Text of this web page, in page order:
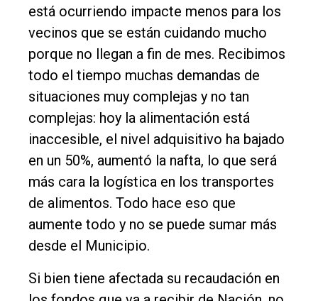
está ocurriendo impacte menos para los
vecinos que se están cuidando mucho
porque no llegan a fin de mes. Recibimos
todo el tiempo muchas demandas de
situaciones muy complejas y no tan
complejas: hoy la alimentación está
inaccesible, el nivel adquisitivo ha bajado
en un 50%, aumentó la nafta, lo que será
más cara la logística en los transportes
de alimentos. Todo hace eso que
aumente todo y no se puede sumar más
desde el Municipio.
Si bien tiene afectada su recaudación en